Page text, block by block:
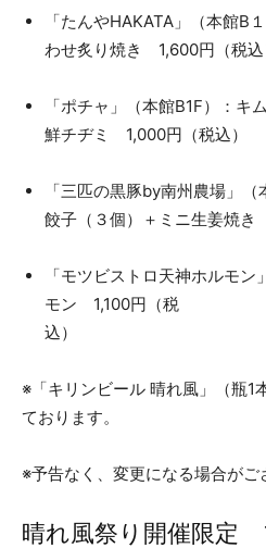
「たんやHAKATA」（本館B
わせ炙り焼き 1,600円（税込
「ポチャ」（本館B1F）：キ
鮮チヂミ 1,000円（税込）
「三匹の黒豚by南州農場」
餃子（３個）＋ミニ生姜焼き
「モツビストロ天神ホルモ
モン 1,100円（税
込）
※「キリンビール 晴れ風」（瓶1
ております。
※予告なく、変更になる場合がご
晴れ風祭り開催限定